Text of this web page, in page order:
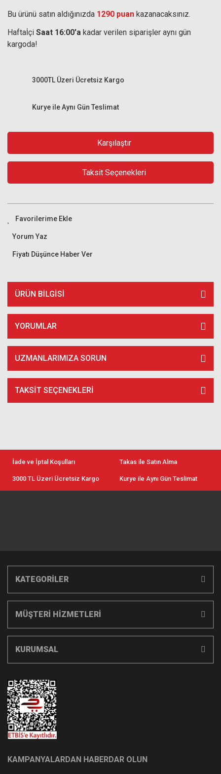
Bu ürünü satın aldığınızda 1290 puan kazanacaksınız.
Haftaİçi Saat 16:00'a kadar verilen siparişler aynı gün
kargoda!
Kurye ile Aynı Gün Teslimat
3000TL Üzeri Ücretsiz Kargo
Karşılaştır
Taksit Seçenekleri
Yorum Yaz
Fiyatı Düşünce Haber Ver
ÜRÜN BILGISI
YORUMLAR
UZMANLARIMIZA SORUN
TAKSIT SEÇENEKLERI
İade ve İptal Koşulları Takas ile Satın Alma
3000 TL Üzeri Ücretsiz Kargo Kurye ile Aynı Gün Teslimat
KATEGORİLER
MÜŞTERİ HİZMETLERİ
KURUMSAL
KAMPANYALARDAN HABERDAR OLUN